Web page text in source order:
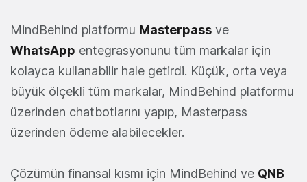
MindBehind platformu Masterpass ve
WhatsApp entegrasyonunu tüm markalar için
kolayca kullanabilir hale getirdi. Küçük, orta veya
büyük ölçekli tüm markalar, MindBehind platformu
üzerinden chatbotlarını yapıp, Masterpass
üzerinden ödeme alabilecekler.
Çözümün finansal kısmı için MindBehind ve QNB